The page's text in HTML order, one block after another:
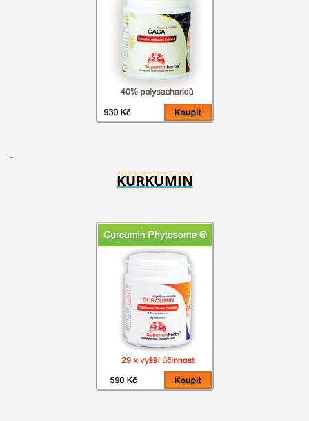
KURKUMIN